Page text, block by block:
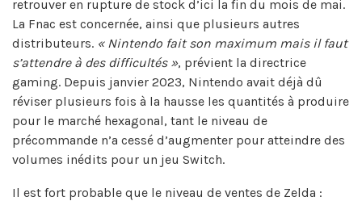
retrouver en rupture de stock d’ici la fin du mois de mai.
La Fnac est concernée, ainsi que plusieurs autres
distributeurs. « Nintendo fait son maximum mais il faut
s’attendre à des difficultés », prévient la directrice
gaming. Depuis janvier 2023, Nintendo avait déjà dû
réviser plusieurs fois à la hausse les quantités à produire
pour le marché hexagonal, tant le niveau de
précommande n’a cessé d’augmenter pour atteindre des
volumes inédits pour un jeu Switch.
Il est fort probable que le niveau de ventes de Zelda :